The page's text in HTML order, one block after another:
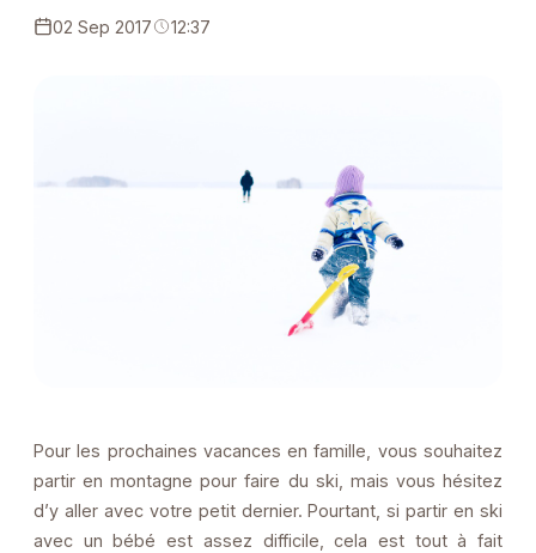
02 Sep 2017 12:37
Pour les prochaines vacances en famille, vous souhaitez
partir en montagne pour faire du ski, mais vous hésitez
d’y aller avec votre petit dernier. Pourtant, si partir en ski
avec un bébé est assez difficile, cela est tout à fait